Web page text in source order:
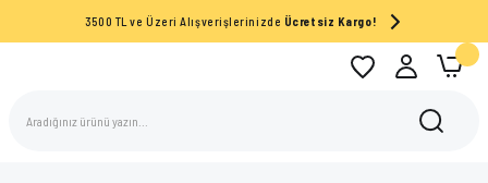
3500 TL ve Üzeri Alışverişlerinizde Ücretsiz Kargo!